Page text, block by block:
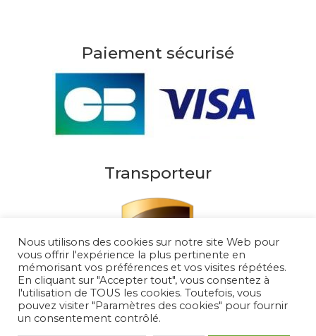
Paiement sécurisé
Transporteur
Nous utilisons des cookies sur notre site Web pour
vous offrir l'expérience la plus pertinente en
mémorisant vos préférences et vos visites répétées.
En cliquant sur "Accepter tout", vous consentez à
l'utilisation de TOUS les cookies. Toutefois, vous
pouvez visiter "Paramètres des cookies" pour fournir
un consentement contrôlé.